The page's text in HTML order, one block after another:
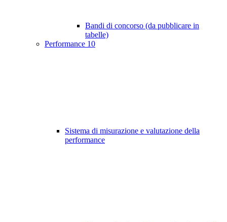
Bandi di concorso (da pubblicare in
tabelle)
Performance 10
Sistema di misurazione e valutazione della
performance